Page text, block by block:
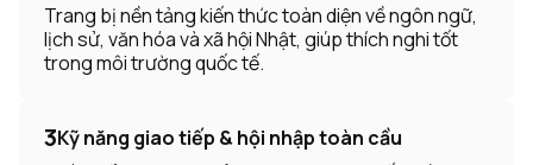
Trang bị nền tảng kiến thức toàn diện về ngôn ngữ,
lịch sử, văn hóa và xã hội Nhật, giúp thích nghi tốt
trong môi trường quốc tế.
3Kỹ năng giao tiếp & hội nhập toàn cầu